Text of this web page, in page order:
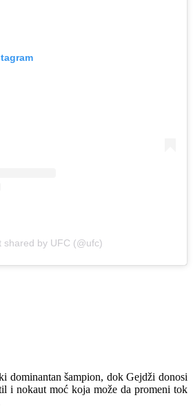
shared by UFC (@ufc)
dominantan šampion, dok Gejdži donosi
i nokaut moć koja može da promeni tok